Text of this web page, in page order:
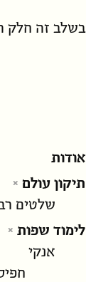
בשלב זה חלק
אודות
תיקון עולם
שלטים
לימוד שפות
אנקי